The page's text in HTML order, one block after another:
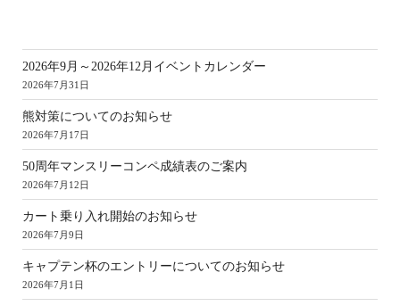
2026年9月～2026年12月イベントカレンダー
2026年7月31日
熊対策についてのお知らせ
2026年7月17日
50周年マンスリーコンペ成績表のご案内
2026年7月12日
カート乗り入れ開始のお知らせ
2026年7月9日
キャプテン杯のエントリーについてのお知らせ
2026年7月1日